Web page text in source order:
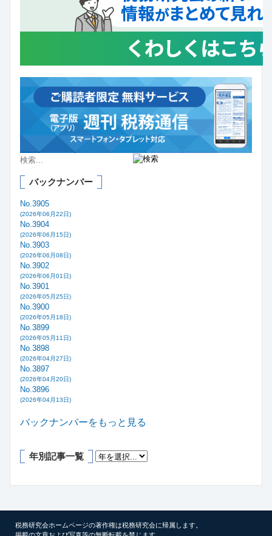
バックナンバー
No.3905
(2026年06月22日)
No.3904
(2026年06月15日)
No.3903
(2026年06月08日)
No.3902
(2026年06月01日)
No.3901
(2026年05月25日)
No.3900
(2026年05月18日)
No.3899
(2026年05月11日)
No.3898
(2026年04月27日)
No.3897
(2026年04月20日)
No.3896
(2026年04月13日)
バックナンバーをもっと見る
年別記事一覧
税務研究会ホームページの著作権は税務研究会に帰属します。